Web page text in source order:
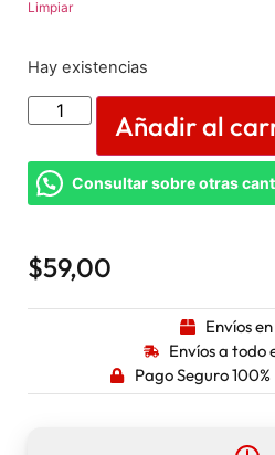
Limpiar
Hay existencias
Añadir al
Consultar sobre otras
$59,00
Envíos
Envíos a
Pago Seguro